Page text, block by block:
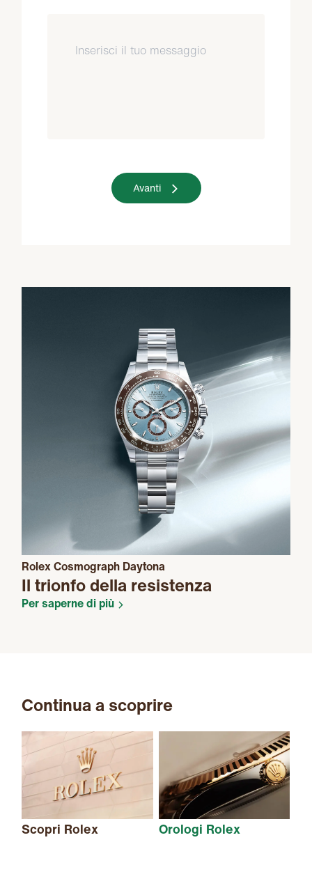
Avanti
Rolex Cosmograph Daytona
Il trionfo della resistenza
Per saperne di più
Continua a scoprire
Scopri Rolex Orologi Rolex